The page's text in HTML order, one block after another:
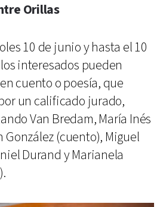
Orillas
10 de junio y hasta el 10
interesados pueden
cuento o poesía, que
un calificado jurado,
Van Bredam, María Inés
González (cuento), Miguel
Durand y Marianela